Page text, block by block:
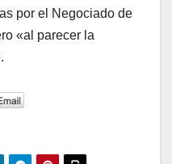
por el Negociado de
«al parecer la